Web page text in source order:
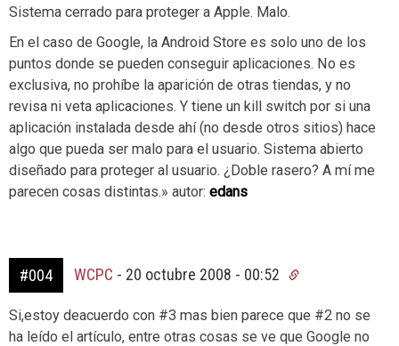
Sistema cerrado para proteger a Apple. Malo.
En el caso de Google, la Android Store es solo uno de los
puntos donde se pueden conseguir aplicaciones. No es
exclusiva, no prohíbe la aparición de otras tiendas, y no
revisa ni veta aplicaciones. Y tiene un kill switch por si una
aplicación instalada desde ahí (no desde otros sitios) hace
algo que pueda ser malo para el usuario. Sistema abierto
diseñado para proteger al usuario. ¿Doble rasero? A mí me
parecen cosas distintas.» autor: edans
#004 WCPC - 20 octubre 2008 - 00:52
Si,estoy deacuerdo con #3 mas bien parece que #2 no se
ha leído el artículo, entre otras cosas se ve que Google no